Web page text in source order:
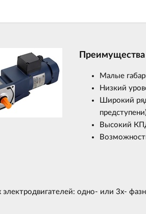
Малые
Низкий
Широкий
Высокий
одно- или 3х-